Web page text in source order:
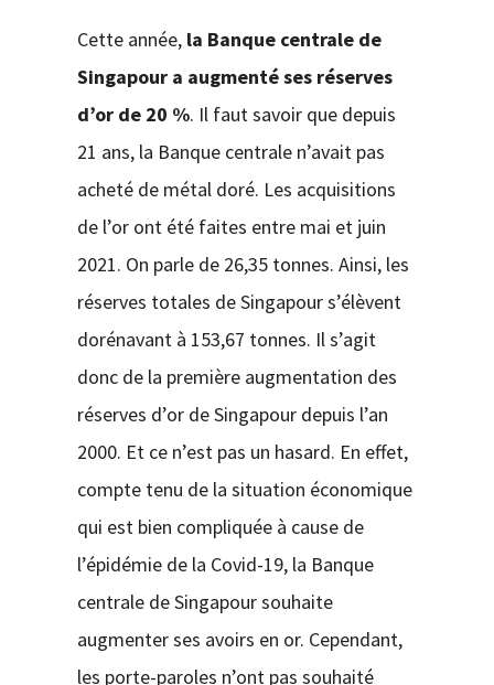
Cette année, la Banque centrale de
Singapour a augmenté ses réserves
d’or de 20 %. Il faut savoir que depuis
21 ans, la Banque centrale n’avait pas
acheté de métal doré. Les acquisitions
de l’or ont été faites entre mai et juin
2021. On parle de 26,35 tonnes. Ainsi, les
réserves totales de Singapour s’élèvent
dorénavant à 153,67 tonnes. Il s’agit
donc de la première augmentation des
réserves d’or de Singapour depuis l’an
2000. Et ce n’est pas un hasard. En effet,
compte tenu de la situation économique
qui est bien compliquée à cause de
l’épidémie de la Covid-19, la Banque
centrale de Singapour souhaite
augmenter ses avoirs en or. Cependant,
les porte-paroles n’ont pas souhaité